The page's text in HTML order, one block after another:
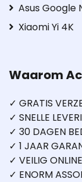
Asus Google
Xiaomi Yi 4K
Waarom
✓ GRATIS
✓ SNELLE
✓ 30 DAGEN
✓ 1 JAAR
✓ VEILIG
✓ ENORM